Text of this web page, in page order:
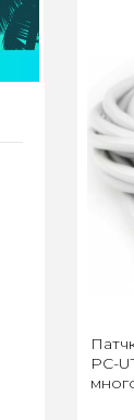
PC-